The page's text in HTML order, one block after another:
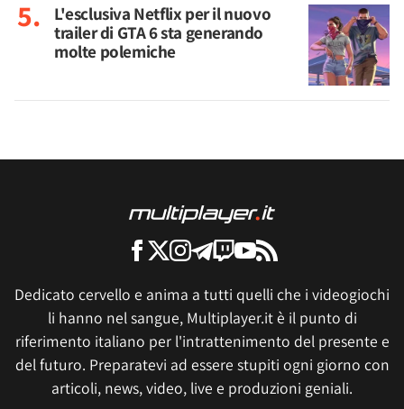
L'esclusiva Netflix per il nuovo
trailer di GTA 6 sta generando
molte polemiche
Dedicato cervello e anima a tutti quelli che i videogiochi
li hanno nel sangue, Multiplayer.it è il punto di
riferimento italiano per l'intrattenimento del presente e
del futuro. Preparatevi ad essere stupiti ogni giorno con
articoli, news, video, live e produzioni geniali.